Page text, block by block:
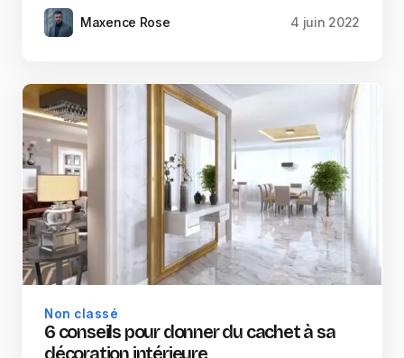
Maxence Rose 4 juin 2022
Non classé
6 conseils pour donner du cachet à sa